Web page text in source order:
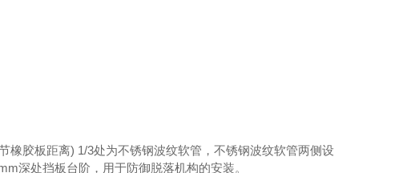
胶板距离) 1/3处为不锈钢波纹软管，不锈钢波纹软管两侧设
深处挡板台阶，用于防御脱落机构的安装。